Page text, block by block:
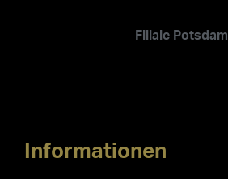
Filiale Potsdam
Informationen